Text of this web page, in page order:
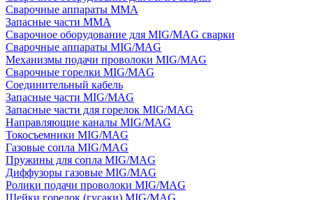
Сварочные аппараты MMA
Запасные части MMA
Сварочное оборудование для MIG/MAG сварки
Сварочные аппараты MIG/MAG
Механизмы подачи проволоки MIG/MAG
Сварочные горелки MIG/MAG
Соединительный кабель
Запасные части MIG/MAG
Запасные части для горелок MIG/MAG
Направляющие каналы MIG/MAG
Токосъемники MIG/MAG
Газовые сопла MIG/MAG
Пружины для сопла MIG/MAG
Диффузоры газовые MIG/MAG
Ролики подачи проволоки MIG/MAG
Шейки горелок (гусаки) MIG/MAG